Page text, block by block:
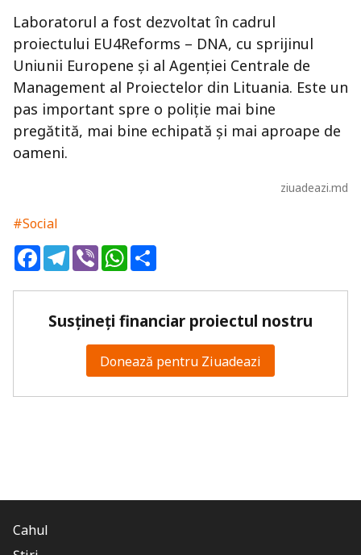
Laboratorul a fost dezvoltat în cadrul
proiectului EU4Reforms – DNA, cu sprijinul
Uniunii Europene și al Agenției Centrale de
Management al Proiectelor din Lituania. Este un
pas important spre o poliție mai bine
pregătită, mai bine echipată și mai aproape de
oameni.
ziuadeazi.md
#Social
FacebookTelegram
ViberWhatsApp
Susțineți financiar proiectul nostru
Donează pentru Ziuadeazi
Cahul